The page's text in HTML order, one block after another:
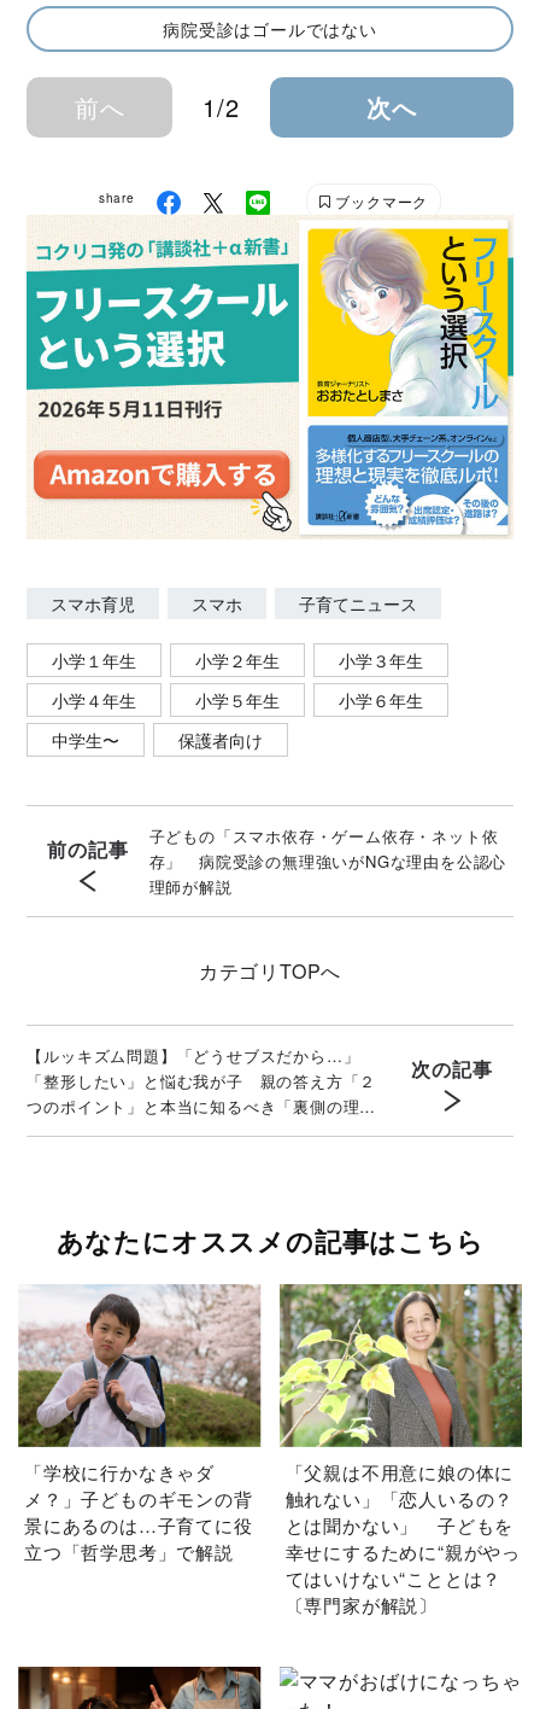
病院受診はゴールではない
前へ 1/2 次へ
share ブックマーク
スマホ育児 スマホ 子育てニュース
小学１年生 小学２年生
小学３年生
小学４年生
小学５年生
小学６年生
中学生〜
保護者向け
前の記事
子どもの「スマホ依存・ゲーム依存・ネット依
存」 病院受診の無理強いがNGな理由を公認心
理師が解説
カテゴリ TOPへ
【ルッキズム問題】「どうせブスだから…」
「整形したい」と悩む我が子 親の答え方「２
つのポイント」と本当に知るべき「裏側の理
由」
次の記事
あなたにオススメの記事はこちら
「学校に行かなきゃダ
メ？」子どものギモンの背
景にあるのは…子育てに役
立つ「哲学思考」で解説
「父親は不用意に娘の体に
触れない」「恋人いるの？
とは聞かない」 子どもを
幸せにするために“親がやっ
てはいけない“こととは？
〔専門家が解説〕